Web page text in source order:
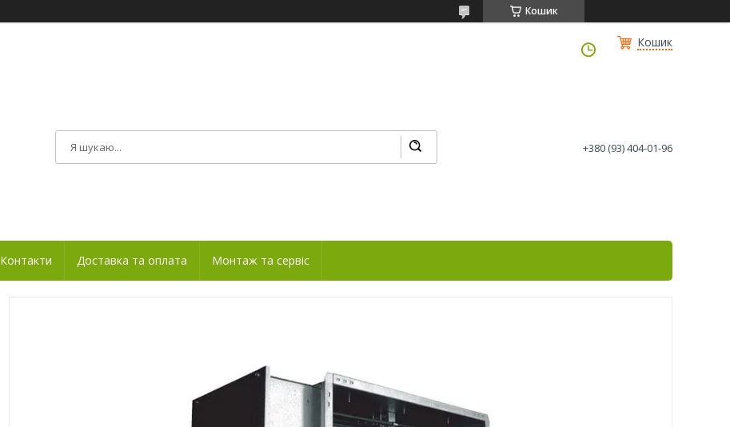
Кошик
Кошик
+380 (93) 404-01-96
Контакти Доставка та оплата Монтаж та сервіс